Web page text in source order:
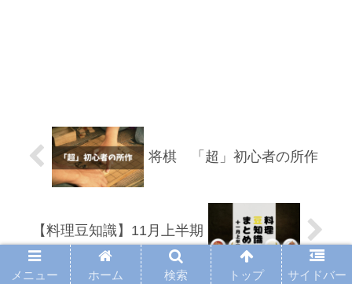
将棋 「超」初心者の所作
【料理豆知識】11月上半期
メニュー ホーム 検索 トップ サイドバー